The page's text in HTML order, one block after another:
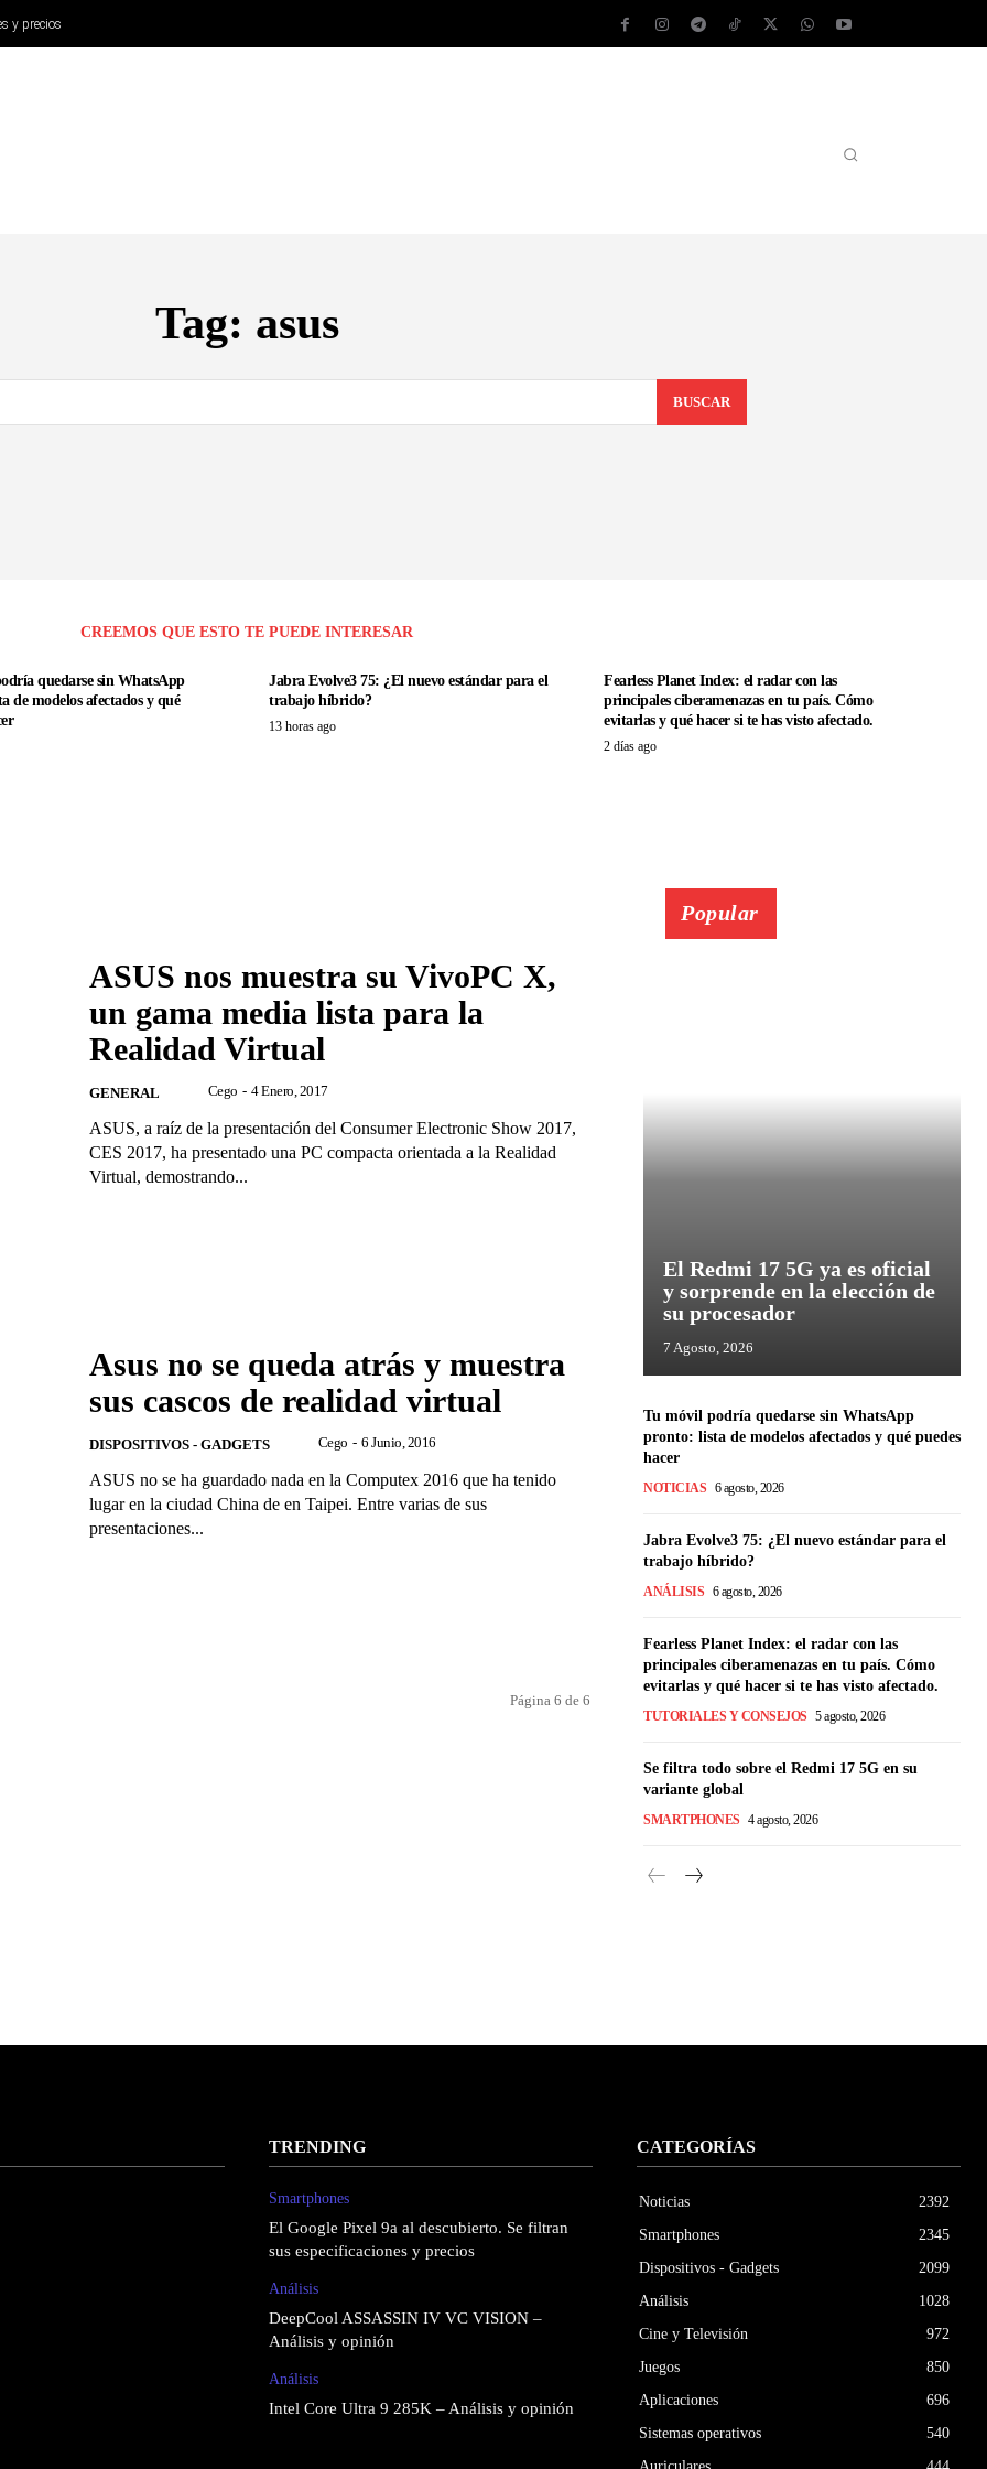
y precios
Tag: asus
BUSCAR
CREEMOS QUE ESTO TE PUEDE INTERESAR
quedarse sin WhatsApp
de modelos afectados y qué
Jabra Evolve3 75: ¿El nuevo estándar para el
trabajo híbrido?
13 horas ago
Fearless Planet Index: el radar con las
principales ciberamenazas en tu país. Cómo
evitarlas y qué hacer si te has visto afectado.
2 días ago
ASUS nos muestra su VivoPC X,
un gama media lista para la
Realidad Virtual
GENERAL Cego - 4 Enero, 2017
ASUS, a raíz de la presentación del Consumer Electronic Show 2017,
CES 2017, ha presentado una PC compacta orientada a la Realidad
Virtual, demostrando...
Asus no se queda atrás y muestra
sus cascos de realidad virtual
DISPOSITIVOS - GADGETS Cego - 6 Junio, 2016
ASUS no se ha guardado nada en la Computex 2016 que ha tenido
lugar en la ciudad China de en Taipei. Entre varias de sus
presentaciones...
Página 6 de 6
Popular
El Redmi 17 5G ya es oficial
y sorprende en la elección de
su procesador
7 Agosto, 2026
Tu móvil podría quedarse sin WhatsApp
pronto: lista de modelos afectados y qué puedes
hacer
NOTICIAS 6 agosto, 2026
Jabra Evolve3 75: ¿El nuevo estándar para el
trabajo híbrido?
ANÁLISIS 6 agosto, 2026
Fearless Planet Index: el radar con las
principales ciberamenazas en tu país. Cómo
evitarlas y qué hacer si te has visto afectado.
TUTORIALES Y CONSEJOS 5 agosto, 2026
Se filtra todo sobre el Redmi 17 5G en su
variante global
SMARTPHONES 4 agosto, 2026
TRENDING
Smartphones
El Google Pixel 9a al descubierto. Se filtran
sus especificaciones y precios
Análisis
DeepCool ASSASSIN IV VC VISION –
Análisis y opinión
Análisis
Intel Core Ultra 9 285K – Análisis y opinión
CATEGORÍAS
Noticias
2392
Smartphones
2345
Dispositivos - Gadgets
2099
Análisis
1028
Cine y Televisión
972
Juegos
850
Aplicaciones
696
Sistemas operativos
540